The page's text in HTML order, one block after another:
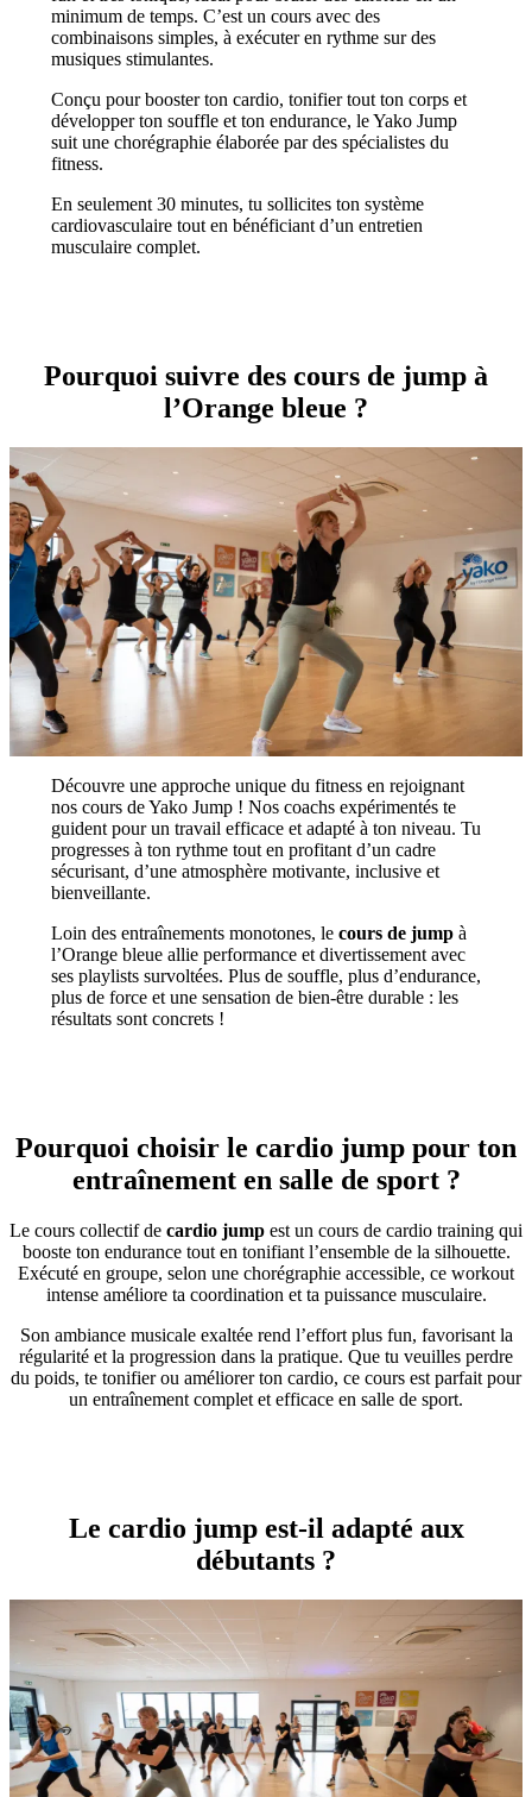
minimum de temps. C’est un cours avec des
combinaisons simples, à exécuter en rythme sur des
musiques stimulantes.
Conçu pour booster ton cardio, tonifier tout ton corps et
développer ton souffle et ton endurance, le Yako Jump
suit une chorégraphie élaborée par des spécialistes du
fitness.
En seulement 30 minutes, tu sollicites ton système
cardiovasculaire tout en bénéficiant d’un entretien
musculaire complet.
Pourquoi suivre des cours de jump à
l’Orange bleue ?
Découvre une approche unique du fitness en rejoignant
nos cours de Yako Jump ! Nos coachs expérimentés te
guident pour un travail efficace et adapté à ton niveau. Tu
progresses à ton rythme tout en profitant d’un cadre
sécurisant, d’une atmosphère motivante, inclusive et
bienveillante.
Loin des entraînements monotones, le cours de jumpà
l’Orange bleue allie performance et divertissement avec
ses playlists survoltées. Plus de souffle, plus d’endurance,
plus de force et une sensation de bien-être durable : les
résultats sont concrets !
Pourquoi choisir le cardio jump pour ton
entraînement en salle de sport ?
Le cours collectif de cardio jump est un cours de cardio training qui
booste ton endurance tout en tonifiant l’ensemble de la silhouette.
Exécuté en groupe, selon une chorégraphie accessible, ce workout
intense améliore ta coordination et ta puissance musculaire.
Son ambiance musicale exaltée rend l’effort plus fun, favorisant la
régularité et la progression dans la pratique. Que tu veuilles perdre
du poids, te tonifier ou améliorer ton cardio, ce cours est parfait pour
un entraînement complet et efficace en salle de sport.
Le cardio jump est-il adapté aux
débutants ?